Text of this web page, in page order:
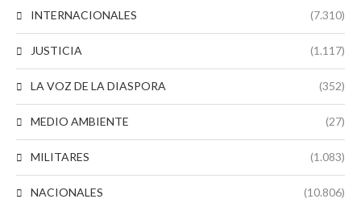
INTERNACIONALES (7.310)
JUSTICIA (1.117)
LA VOZ DE LA DIASPORA (352)
MEDIO AMBIENTE (27)
MILITARES (1.083)
NACIONALES (10.806)